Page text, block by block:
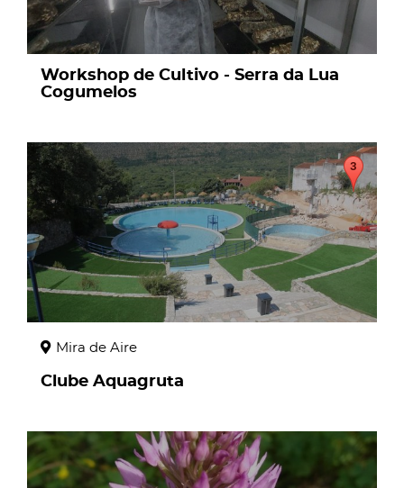
Workshop de Cultivo - Serra da Lua
Cogumelos
page
Mira de Aire
Clube Aquagruta
page